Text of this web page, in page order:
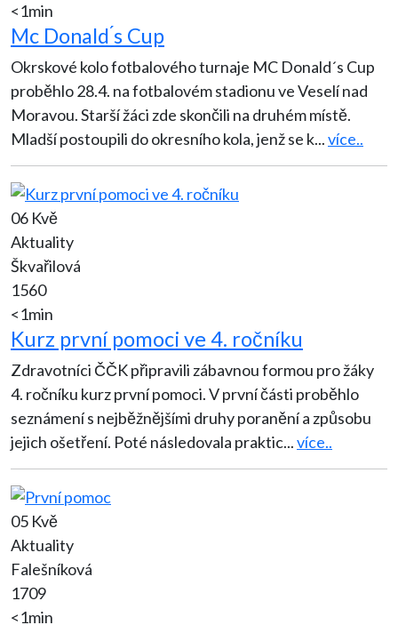
<1min
Mc Donald ́s Cup
Okrskové kolo fotbalového turnaje MC Donald´s Cup
proběhlo 28.4. na fotbalovém stadionu ve Veselí nad
Moravou. Starší žáci zde skončili na druhém místě.
Mladší postoupili do okresního kola, jenž se k...více..
06 Kvě
Aktuality
Škvařilová
1560
<1min
Kurz první pomoci ve 4. ročníku
Zdravotníci ČČK připravili zábavnou formou pro žáky
4. ročníku kurz první pomoci. V první části proběhlo
seznámení s nejběžnějšími druhy poranění a způsobu
jejich ošetření. Poté následovala praktic...více..
05 Kvě
Aktuality
Falešníková
1709
<1min